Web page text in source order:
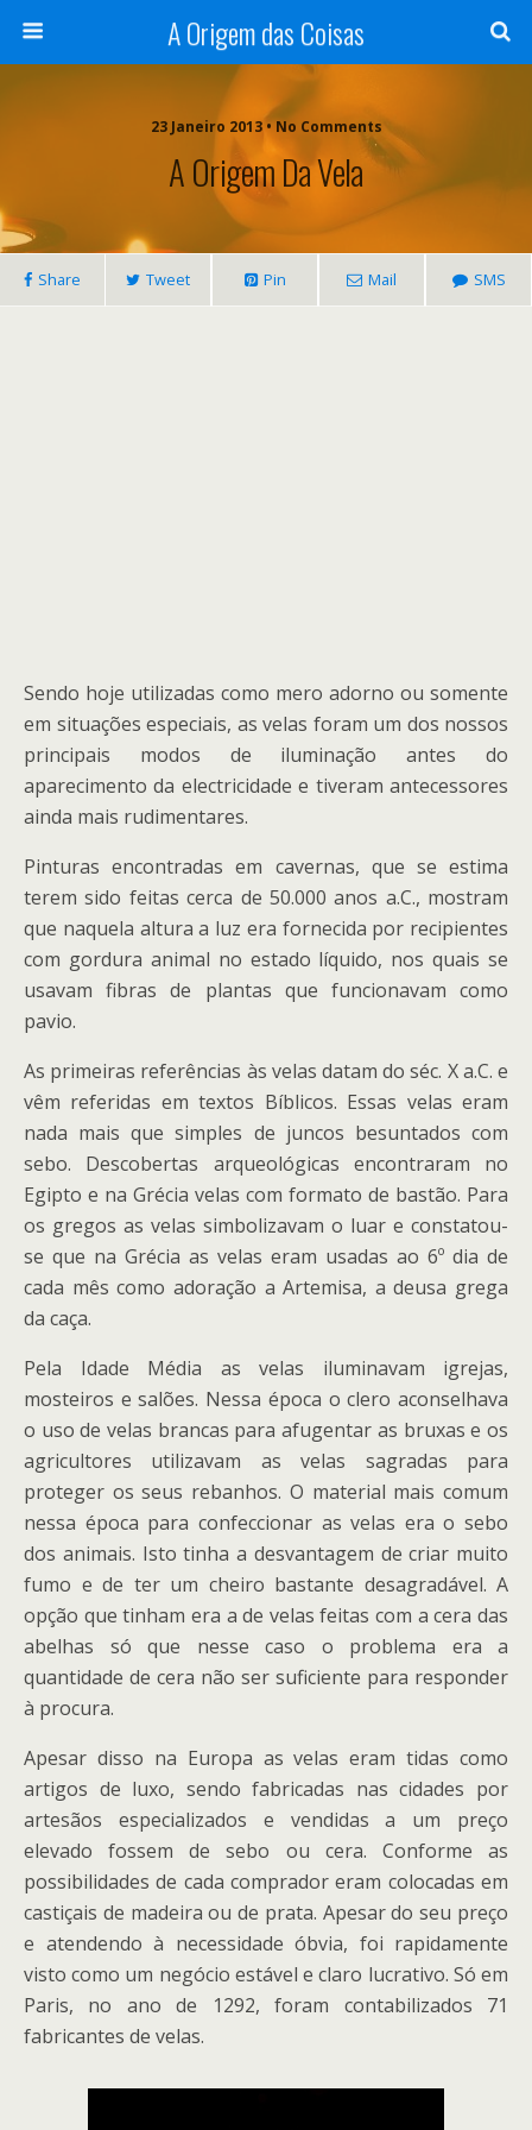
A Origem das Coisas
23 Janeiro 2013 • No Comments
A Origem Da Vela
Share Tweet Pin Mail SMS
Sendo hoje utilizadas como mero adorno ou somente
em situações especiais, as velas foram um dos nossos
principais modos de iluminação antes do
aparecimento da electricidade e tiveram antecessores
ainda mais rudimentares.
Pinturas encontradas em cavernas, que se estima
terem sido feitas cerca de 50.000 anos a.C., mostram
que naquela altura a luz era fornecida por recipientes
com gordura animal no estado líquido, nos quais se
usavam fibras de plantas que funcionavam como
pavio.
As primeiras referências às velas datam do séc. X a.C. e
vêm referidas em textos Bíblicos. Essas velas eram
nada mais que simples de juncos besuntados com
sebo. Descobertas arqueológicas encontraram no
Egipto e na Grécia velas com formato de bastão. Para
os gregos as velas simbolizavam o luar e constatou-
se que na Grécia as velas eram usadas ao 6º dia de
cada mês como adoração a Artemisa, a deusa grega
da caça.
Pela Idade Média as velas iluminavam igrejas,
mosteiros e salões. Nessa época o clero aconselhava
o uso de velas brancas para afugentar as bruxas e os
agricultores utilizavam as velas sagradas para
proteger os seus rebanhos. O material mais comum
nessa época para confeccionar as velas era o sebo
dos animais. Isto tinha a desvantagem de criar muito
fumo e de ter um cheiro bastante desagradável. A
opção que tinham era a de velas feitas com a cera das
abelhas só que nesse caso o problema era a
quantidade de cera não ser suficiente para responder
à procura.
Apesar disso na Europa as velas eram tidas como
artigos de luxo, sendo fabricadas nas cidades por
artesãos especializados e vendidas a um preço
elevado fossem de sebo ou cera. Conforme as
possibilidades de cada comprador eram colocadas em
castiçais de madeira ou de prata. Apesar do seu preço
e atendendo à necessidade óbvia, foi rapidamente
visto como um negócio estável e claro lucrativo. Só em
Paris, no ano de 1292, foram contabilizados 71
fabricantes de velas.